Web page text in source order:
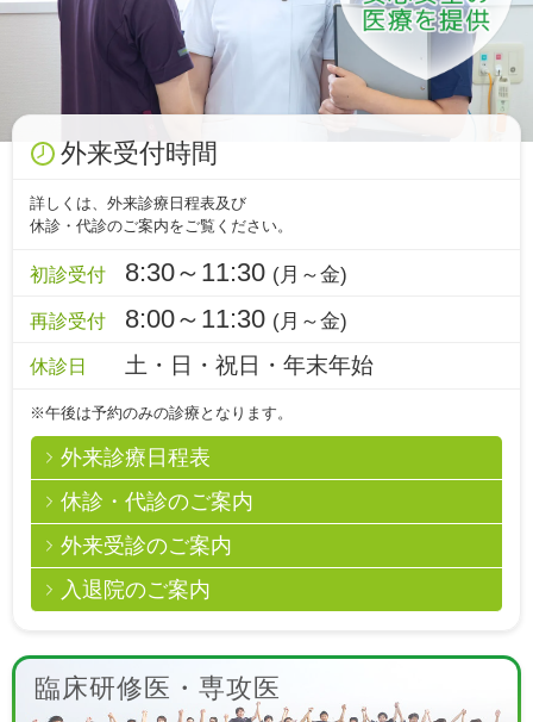
外来受付時間
詳しくは、外来診療日程表及び
休診・代診のご案内をご覧ください。
初診受付 8:30～11:30 (月～金)
再診受付 8:00～11:30 (月～金)
休診日 土・日・祝日・年末年始
※午後は予約のみの診療となります。
外来診療日程表
休診・代診のご案内
外来受診のご案内
入退院のご案内
臨床研修医・専攻医